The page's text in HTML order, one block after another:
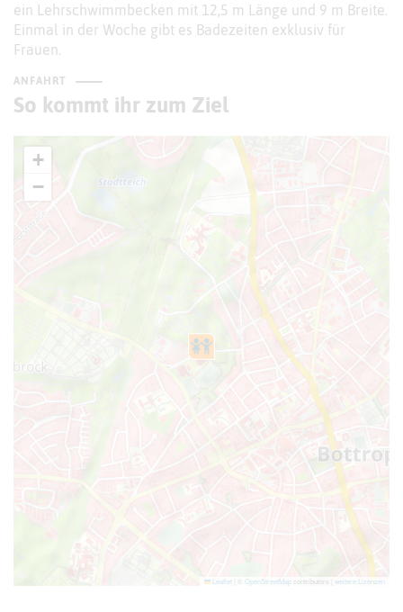
ein Lehrschwimmbecken mit 12,5 m Länge und 9 m Breite.
Einmal in der Woche gibt es Badezeiten exklusiv für
Frauen.
ANFAHRT
So kommt ihr zum Ziel
+
−
Leaflet OpenStreetMapcontributors | weitere Lizenzen